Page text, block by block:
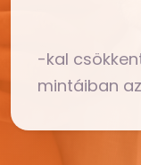
-kal
mintáiban